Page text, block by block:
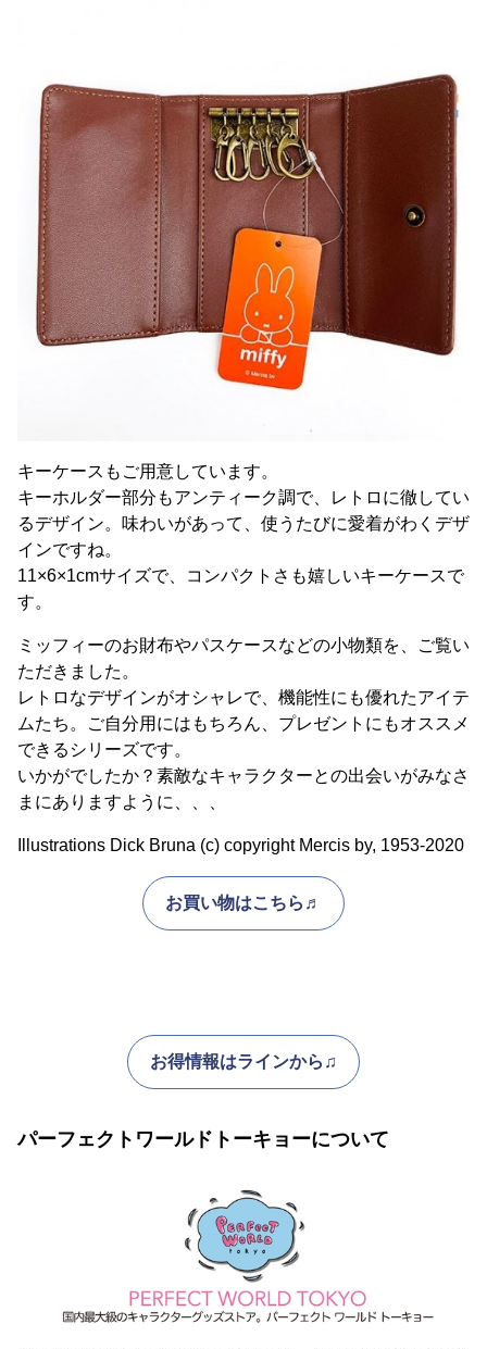
キーケースもご用意しています。
キーホルダー部分もアンティーク調で、レトロに徹してい
るデザイン。味わいがあって、使うたびに愛着がわくデザ
インですね。
11×6×1cmサイズで、コンパクトさも嬉しいキーケースで
す。
ミッフィーのお財布やパスケースなどの小物類を、ご覧い
ただきました。
レトロなデザインがオシャレで、機能性にも優れたアイテ
ムたち。ご自分用にはもちろん、プレゼントにもオススメ
できるシリーズです。
いかがでしたか？素敵なキャラクターとの出会いがみなさ
まにありますように、、、
Illustrations Dick Bruna (c) copyright Mercis by, 1953-2020
お買い物はこちら♬
お得情報はラインから♫
パーフェクトワールドトーキョーについて